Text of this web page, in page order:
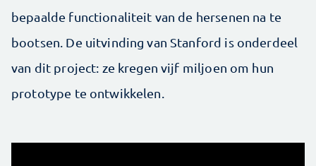
bepaalde functionaliteit van de hersenen na te
bootsen. De uitvinding van Stanford is onderdeel
van dit project: ze kregen vijf miljoen om hun
prototype te ontwikkelen.